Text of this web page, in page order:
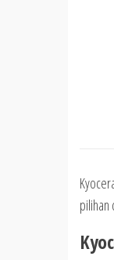
pilihan